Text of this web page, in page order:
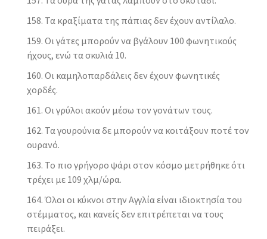
Τα κραξίματα της πάπιας δεν έχουν αντίλαλο.
Οι γάτες μπορούν να βγάλουν 100 φωνητικούς
ήχους, ενώ τα σκυλιά 10.
Οι καμηλοπαρδάλεις δεν έχουν φωνητικές
χορδές.
Οι γρύλοι ακούν μέσω τον γονάτων τους.
Τα γουρούνια δε μπορούν να κοιτάξουν ποτέ τον
ουρανό.
Το πιο γρήγορο ψάρι στον κόσμο μετρήθηκε ότι
τρέχει με 109 χλμ/ώρα.
Όλοι οι κύκνοι στην Αγγλία είναι ιδιοκτησία του
στέμματος, και κανείς δεν επιτρέπεται να τους
πειράξει.